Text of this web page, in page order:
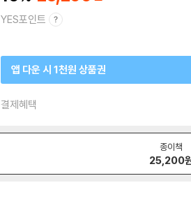
YES포인트
앱 다운 시 1천원 상품권
결제혜택
종이책
25,200